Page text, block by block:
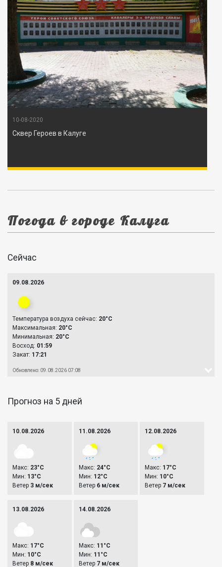
10-08-2020
Сквер Героев в Калуге
Погода в городе Калуга
Сейчас
09.08.2026
Температура воздуха сейчас: 20°C
Максимальная: 20°C
Минимальная: 20°C
Восход: 01:59
Закат: 17:21
Обновлено: 09.08.2026 07:08
Прогноз на 5 дней
10.08.2026
Макс: 23°C
Мин: 13°C
Ветер 3 м/сек
11.08.2026
Макс: 24°C
Мин: 12°C
Ветер 6 м/сек
12.08.2026
Макс: 17°C
Мин: 10°C
Ветер 7 м/сек
13.08.2026
Макс: 17°C
Мин: 10°C
Ветер 8 м/сек
14.08.2026
Макс: 11°C
Мин: 11°C
Ветер 7 м/сек